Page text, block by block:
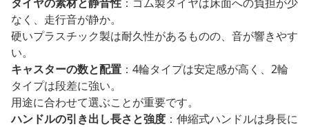
なく、走行音が静か。
硬いプラスチック製は耐久性があるものの、音が響きやす
い。
キャスターの数と配置 ：4輪タイプは安定感が高く、2輪
タイプは段差に強い。
用途に合わせて選ぶことが重要です。
ハンドルの引き出し長さと強度 ：伸縮式ハンドルは身長に